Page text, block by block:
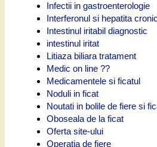
Infectii in gastroenterologie
Interferonul si hepatita
Intestinul iritabil diagnostic
intestinul iritat
Litiaza biliara tratament
Medic on line ??
Medicamentele si ficatul
Noduli in ficat
Noutati in bolile de fiere si
Oboseala de la ficat
Oferta site-ului
Operatia de fiere